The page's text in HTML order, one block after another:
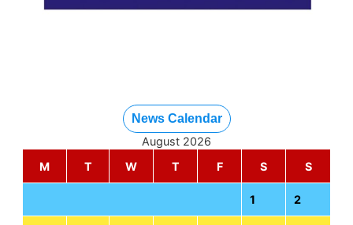
News Calendar
August 2026
M
T W T F S S
1 2